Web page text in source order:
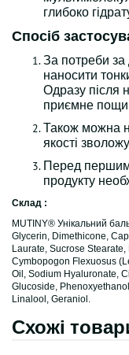
глибоко
Спосіб
За потреби
наносити
Одразу після
приємне
Також можна
якості
Перед першим
продукту
Склад :
MUTINY® Унікальний
Glycerin, Dimethicone,
Laurate, Sucrose
Cymbopogon Flexuosus
Oil, Sodium Hyaluronate,
Glucoside,
Linalool, Geraniol.
Схожі